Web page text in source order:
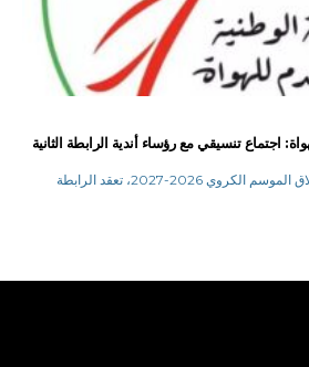
اجتماع تنسيقي مع رؤساء أندية الرابطة الثانية
ع ب في إطار التحضيرات لانطلاق الموسم الكروي 2026-2027، تعقد الرابطة